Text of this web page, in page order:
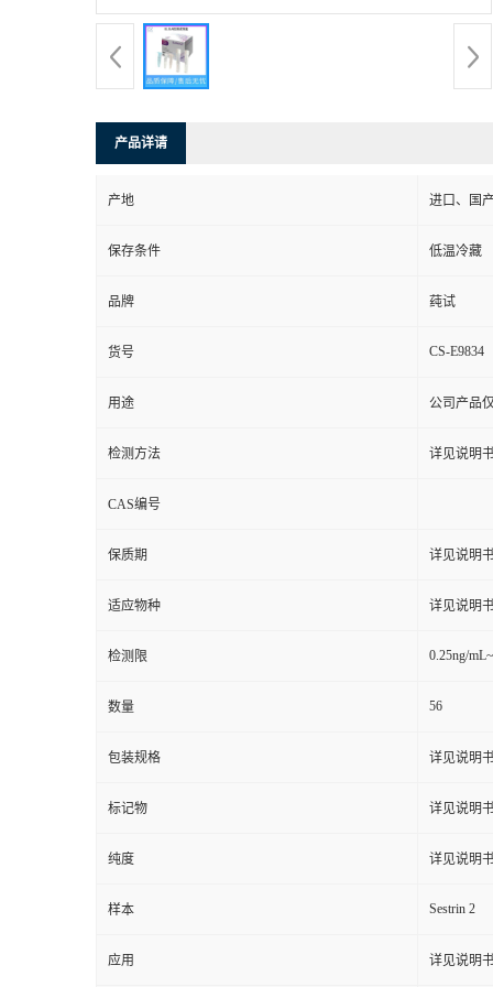
产品详请
产地 进口、国产
保存条件 低温冷藏
品牌 莼试
货号 CS-E9834
用途 公司产品
检测方法 详见说明
CAS编号
保质期 详见说明
适应物种 详见说明
检测限 0.25ng/
数量 56
包装规格 详见说明
标记物 详见说明
纯度 详见说明
样本 Sestrin 2
应用 详见说明